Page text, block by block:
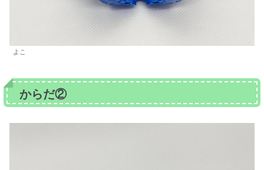
よこ
からだ②